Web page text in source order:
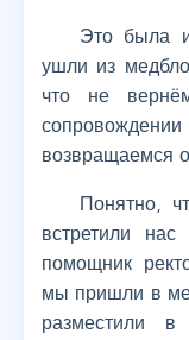
Это была
ушли из
что не
возвращаемся
Понятно,
встретили
помощник
мы пришли в
разместили